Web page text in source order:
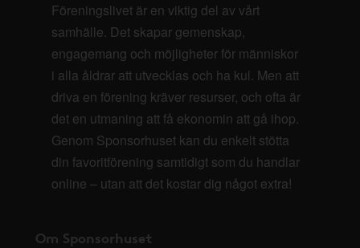
Föreningslivet är en viktig del av vårt
samhälle. Det skapar gemenskap,
engagemang och möjligheter för människor
i alla åldrar att utvecklas och ha kul. Men att
driva en förening kräver resurser, och ofta är
det en utmaning att få ekonomin att gå ihop.
Genom Sponsorhuset kan du enkelt stötta
din favoritförening samtidigt som du handlar
online – utan att det kostar dig något extra!
Om Sponsorhuset